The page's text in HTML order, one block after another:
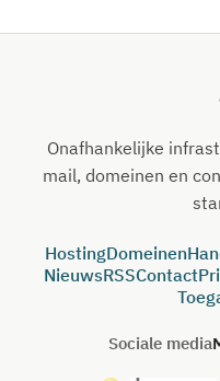
Onafhankelijke
mail, domeinen en
HostingDomeinen
NieuwsRSSContact
Sociale media